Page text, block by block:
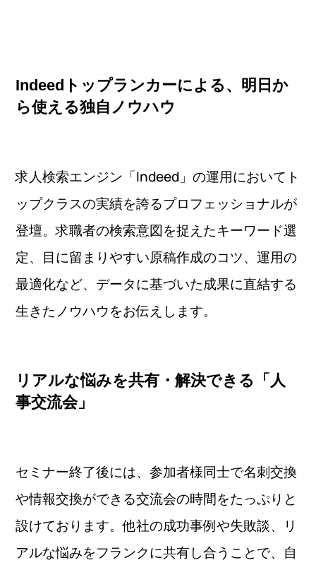
Indeedトップランカーによる、明日か
ら使える独自ノウハウ
求人検索エンジン「Indeed」の運用においてト
ップクラスの実績を誇るプロフェッショナルが
登壇。求職者の検索意図を捉えたキーワード選
定、目に留まりやすい原稿作成のコツ、運用の
最適化など、データに基づいた成果に直結する
生きたノウハウをお伝えします。
リアルな悩みを共有・解決できる「人
事交流会」
セミナー終了後には、参加者様同士で名刺交換
や情報交換ができる交流会の時間をたっぷりと
設けております。他社の成功事例や失敗談、リ
アルな悩みをフランクに共有し合うことで、自